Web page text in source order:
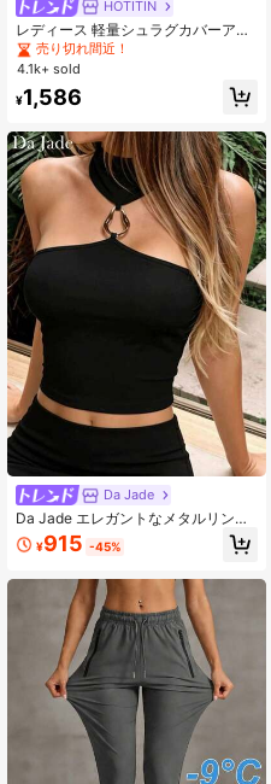
HOTITIN
レディース 軽量シュラグカバーアッ
プ 春夏用 薄手 オープンフロント シ
ョート丈 ニットトップス エアコン対
売り切れ間近！
4.1k+ sold
¥1,586
Da Jade
Da Jade エレガントなメタルリング
ホルターネック カットアウトバック
クロップトップ ミニスカート 2点セ
チングアウトフィット ナイトアウト
バケーション カーヴィー 2ピース
¥915 -45%